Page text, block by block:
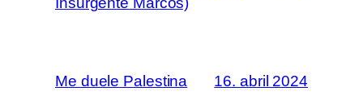
Me duele Palestina 16. abril 2024